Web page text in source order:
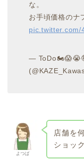
な。
お手頃価格のナ
pic.twitter.com/
—
よつば
店舗を
ショッ